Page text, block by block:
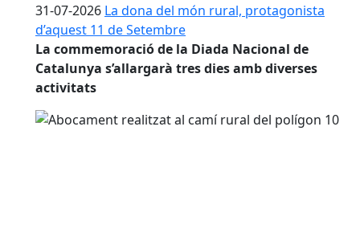
31-07-2026 La dona del món rural, protagonista
d’aquest 11 de Setembre
La commemoració de la Diada Nacional de
Catalunya s’allargarà tres dies amb diverses
activitats